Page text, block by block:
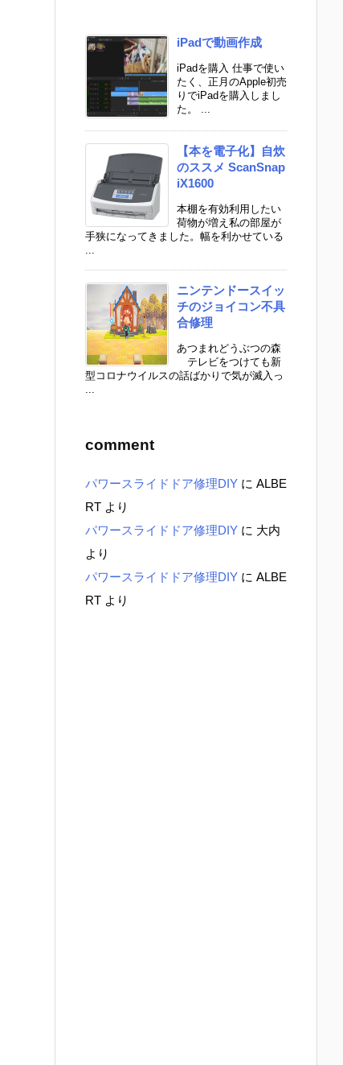
iPadで動画作成
iPadを購入 仕事で使い
たく、正月のApple初売
りでiPadを購入しまし
た。 ...
【本を電子化】自炊
のススメ ScanSnap
iX1600
本棚を有効利用したい
荷物が増え私の部屋が
手狭になってきました。幅を利かせている
ニンテンドースイッ
チのジョイコン不具
合修理
あつまれどうぶつの森
テレビをつけても新
型コロナウイルスの話ばかりで気が滅入っ
comment
パワースライドドア修理DIY に ALBE
RT より
パワースライドドア修理DIY に 大内
より
パワースライドドア修理DIY に ALBE
RT より